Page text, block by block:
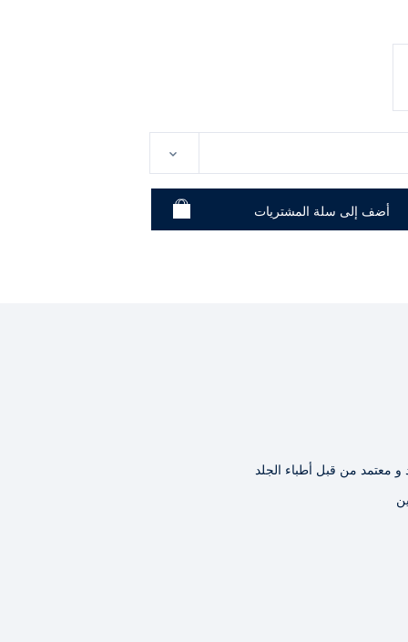
و معتمد من قبل أطباء الجلد